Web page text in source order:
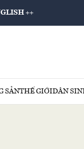
++
SẢNTHẾ GIỚIDÂN